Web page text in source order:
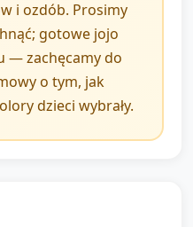
na zmianę pokazuje
o nim (np. "Moje
zadaje jedno
i ozdób. Prosimy
gotowe jojo
— zachęcamy do
o tym, jak
dzieci wybrały.